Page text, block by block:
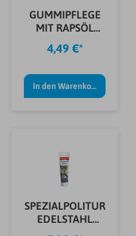
GUMMIPFLEGE
MIT RAPSÖL
NIGRIN 75ML
4,49 €*
In den Warenkorb
SPEZIALPOLITUR
EDELSTAHL
GLANZ 75ML